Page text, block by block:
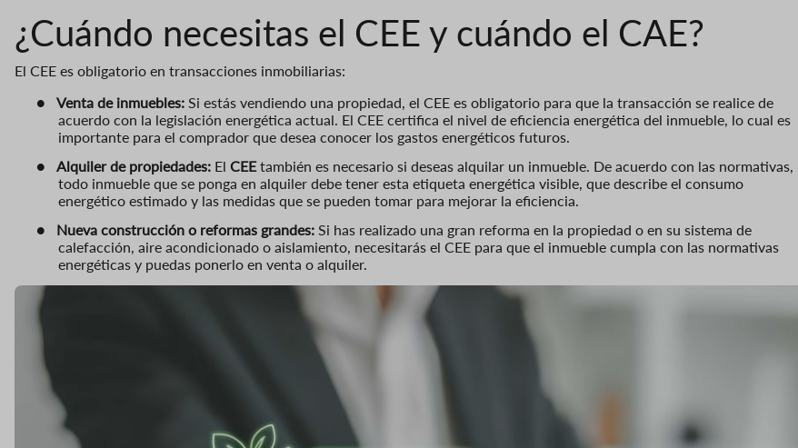
¿Cuándo necesitas el CEE y cuándo el CAE?
El CEE es obligatorio en transacciones inmobiliarias:
●
Venta de inmuebles: Si estás vendiendo una propiedad, el CEE es obligatorio para que la transacción se realice de
acuerdo con la legislación energética actual. El CEE certifica el nivel de eficiencia energética del inmueble, lo cual es
importante para el comprador que desea conocer los gastos energéticos futuros.
●
Alquiler de propiedades: El CEEtambién es necesario si deseas alquilar un inmueble. De acuerdo con las normativas,
todo inmueble que se ponga en alquiler debe tener esta etiqueta energética visible, que describe el consumo
energético estimado y las medidas que se pueden tomar para mejorar la eficiencia.
●
Nueva construcción o reformas grandes: Si has realizado una gran reforma en la propiedad o en su sistema de
calefacción, aire acondicionado o aislamiento, necesitarás el CEE para que el inmueble cumpla con las normativas
energéticas y puedas ponerlo en venta o alquiler.